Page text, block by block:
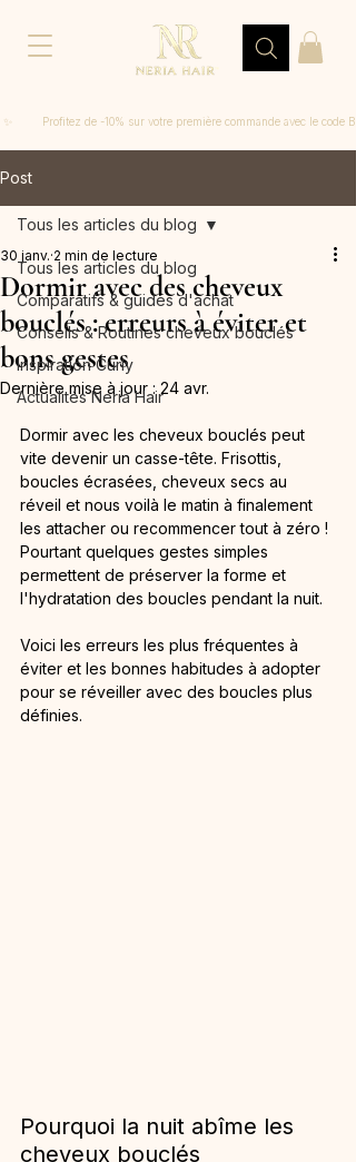
✨         Profitez de -10% sur votre première commande avec le code
Post
Tous les articles du blog
Comparatifs & guides d'achat
Conseils & Routines cheveux bouclés
Inspiration Curly
Actualités Neria Hair
Tous les articles du blog
Dormir avec des cheveux
bouclés : erreurs à éviter et
bons gestes
30 janv. 2 min de lecture
Dernière mise à jour :24 avr.
Dormir avec les cheveux bouclés peut
vite devenir un casse-tête. Frisottis,
boucles écrasées, cheveux secs au
réveil et nous voilà le matin à finalement
les attacher ou recommencer tout à zéro !
Pourtant quelques gestes simples
permettent de préserver la forme et
l'hydratation des boucles pendant la nuit.
Voici les erreurs les plus fréquentes à
éviter et les bonnes habitudes à adopter
pour se réveiller avec des boucles plus
définies.
Pourquoi la nuit abîme les
cheveux bouclés